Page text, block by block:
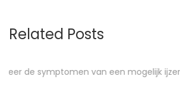
Related Posts
Hoe herkent u een